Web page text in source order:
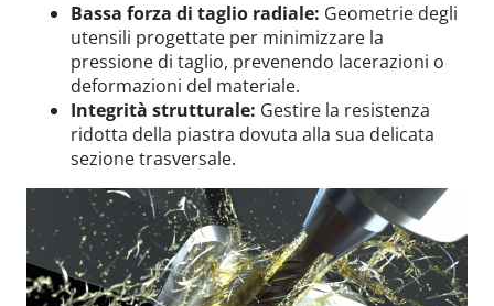
Bassa forza di taglio radiale: Geometrie degli
utensili progettate per minimizzare la
pressione di taglio, prevenendo lacerazioni o
deformazioni del materiale.
Integrità strutturale: Gestire la resistenza
ridotta della piastra dovuta alla sua delicata
sezione trasversale.